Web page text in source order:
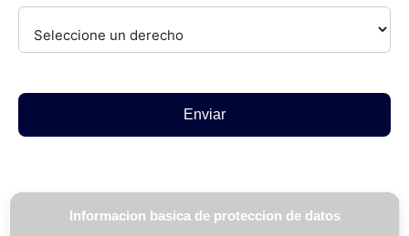
Enviar
Informacion basica de proteccion de datos